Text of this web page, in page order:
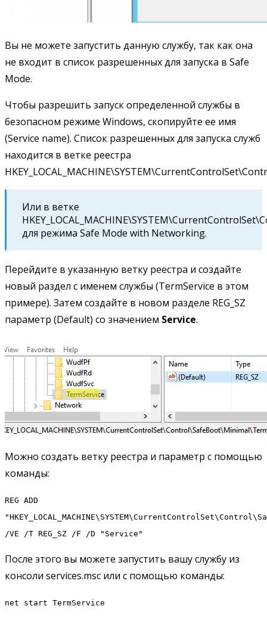
Вы не можете запустить данную службу, так как она
не входит в список разрешенных для запуска в Safe
Mode.
Чтобы разрешить запуск определенной службы в
безопасном режиме Windows, скопируйте ее имя
(Service name). Список разрешенных для запуска служб
находится в ветке реестра
Или в ветке
для режима Safe Mode with Networking.
Перейдите в указанную ветку реестра и создайте
новый раздел с именем службы (TermService в этом
примере). Затем создайте в новом разделе REG_SZ
параметр (Default) со значением Service.
Можно создать ветку реестра и параметр с помощью
команды:
REG ADD
/VE /T REG_SZ /F /D "Service"
После этого вы можете запустить вашу службу из
консоли services.msc или с помощью команды:
net start TermService